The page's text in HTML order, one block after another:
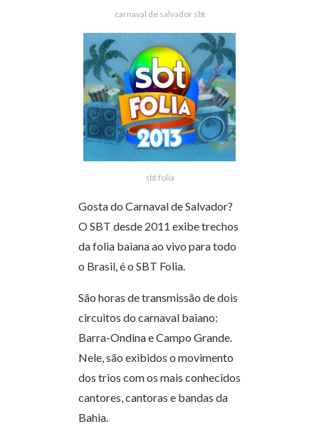
carnaval de salvador sbt
sbt folia
Gosta do Carnaval de Salvador?
O SBT desde 2011 exibe trechos
da folia baiana ao vivo para todo
o Brasil, é o SBT Folia.
São horas de transmissão de dois
circuitos do carnaval baiano:
Barra-Ondina e Campo Grande.
Nele, são exibidos o movimento
dos trios com os mais conhecidos
cantores, cantoras e bandas da
Bahia.